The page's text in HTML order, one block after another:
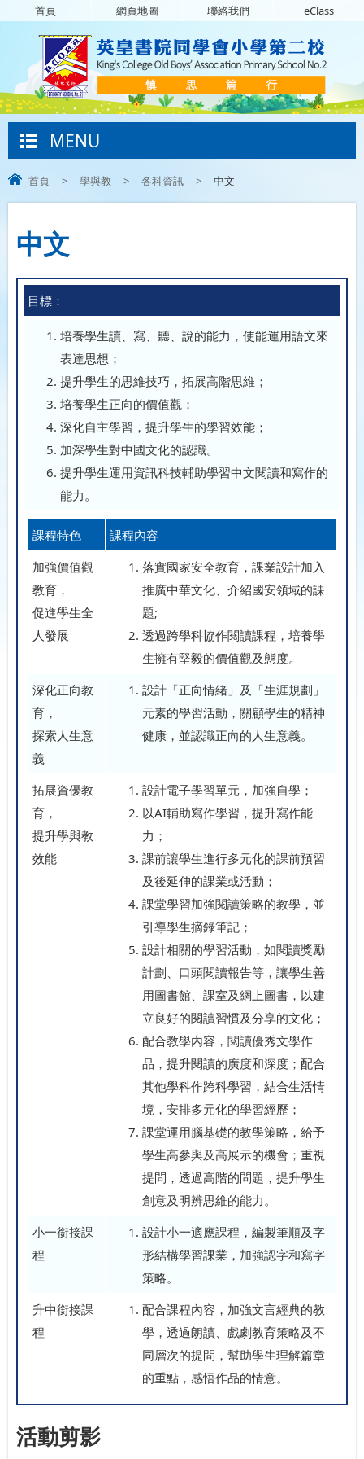
首頁 網頁地圖 聯絡我們 eClass
MENU
首頁 > 學與教 > 各科資訊 > 中文
中文
目標：
培養學生讀、寫、聽、說的能力，使能運用語文來
表達思想；
提升學生的思維技巧，拓展高階思維；
培養學生正向的價值觀；
深化自主學習，提升學生的學習效能；
加深學生對中國文化的認識。
提升學生運用資訊科技輔助學習中文閱讀和寫作的
能力。
課程特色
課程內容
加強價值觀
教育，
促進學生全
人發展
落實國家安全教育，課業設計加入
推廣中華文化、介紹國安領域的課
題;
透過跨學科協作閱讀課程，培養學
生擁有堅毅的價值觀及態度。
深化正向教
育，
探索人生意
義
設計「正向情緒」及「生涯規劃」
元素的學習活動，關顧學生的精神
健康，並認識正向的人生意義。
拓展資優教
育，
提升學與教
效能
設計電子學習單元，加強自學；
以AI輔助寫作學習，提升寫作能
力；
課前讓學生進行多元化的課前預習
及後延伸的課業或活動；
課堂學習加強閱讀策略的教學，並
引導學生摘錄筆記；
設計相關的學習活動，如閱讀獎勵
計劃、口頭閱讀報告等，讓學生善
用圖書館、課室及網上圖書，以建
立良好的閱讀習慣及分享的文化；
配合教學內容，閱讀優秀文學作
品，提升閱讀的廣度和深度；配合
其他學科作跨科學習，結合生活情
境，安排多元化的學習經歷；
課堂運用腦基礎的教學策略，給予
學生高參與及高展示的機會；重視
提問，透過高階的問題，提升學生
創意及明辨思維的能力。
小一銜接課
程
設計小一適應課程，編製筆順及字
形結構學習課業，加強認字和寫字
策略。
升中銜接課
程
配合課程內容，加強文言經典的教
學，透過朗讀、戲劇教育策略及不
同層次的提問，幫助學生理解篇章
的重點，感悟作品的情意。
活動剪影